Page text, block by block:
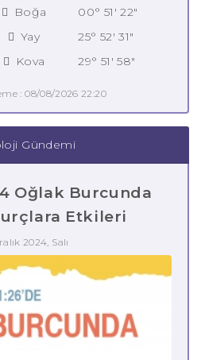
Boğa
00° 51' 22"
Yay
25° 52' 31"
Kova 29° 51' 58"
: 08/08/2026 22:20
Gündemi
Oğlak Burcunda
Etkileri
2024, Salı